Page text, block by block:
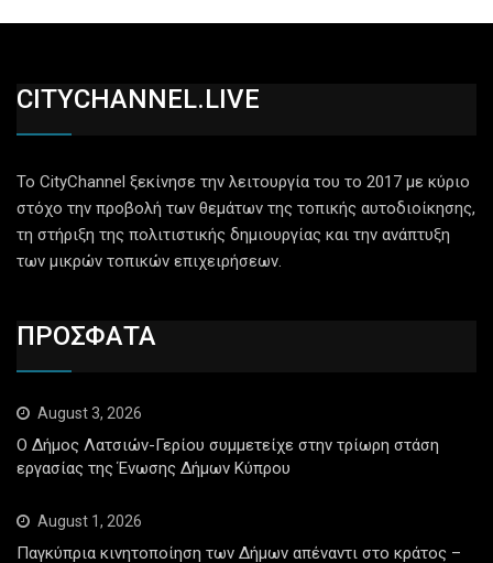
CITYCHANNEL.LIVE
Το CityChannel ξεκίνησε την λειτουργία του το 2017 με κύριο
στόχο την προβολή των θεμάτων της τοπικής αυτοδιοίκησης,
τη στήριξη της πολιτιστικής δημιουργίας και την ανάπτυξη
των μικρών τοπικών επιχειρήσεων.
ΠΡΟΣΦΑΤΑ
August 3, 2026
Ο Δήμος Λατσιών-Γερίου συμμετείχε στην τρίωρη στάση
εργασίας της Ένωσης Δήμων Κύπρου
August 1, 2026
Παγκύπρια κινητοποίηση των Δήμων απέναντι στο κράτος –